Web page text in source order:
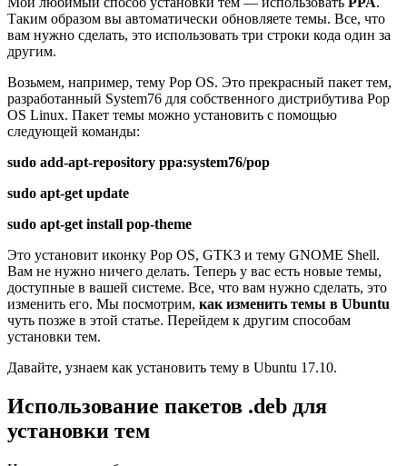
Таким образом вы автоматически обновляете темы. Все, что
вам нужно сделать, это использовать три строки кода один за
другим.
Возьмем, например, тему Pop OS. Это прекрасный пакет тем,
разработанный System76 для собственного дистрибутива Pop
OS Linux. Пакет темы можно установить с помощью
следующей команды:
sudo add-apt-repository ppa:system76/pop
sudo apt-get update
sudo apt-get install pop-theme
Это установит иконку Pop OS, GTK3 и тему GNOME Shell.
Вам не нужно ничего делать. Теперь у вас есть новые темы,
доступные в вашей системе. Все, что вам нужно сделать, это
изменить его. Мы посмотрим, как изменить темы в Ubuntu
чуть позже в этой статье. Перейдем к другим способам
установки тем.
Давайте, узнаем как установить тему в Ubuntu 17.10.
Использование пакетов .deb для
установки тем